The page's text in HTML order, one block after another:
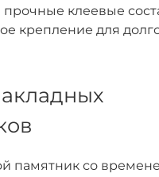
прочные клеевые
крепление для
памятник со